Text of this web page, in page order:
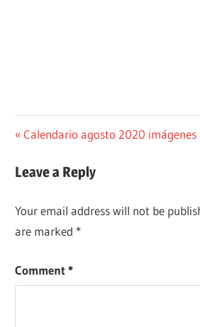
Post
navigation
Previous
Calendario agosto 2020
Leave a Reply
Your email address will not be
are marked *
Comment*